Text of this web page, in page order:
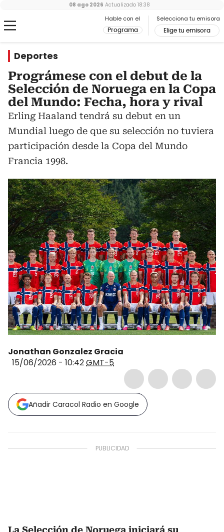
Hable con el
Programa
Selecciona tu emisora
Elige tu emisora
08 ago 2026 Actualizado 18:38
Deportes
Prográmese con el debut de la
Selección de Noruega en la Copa
del Mundo: Fecha, hora y rival
Erling Haaland tendrá su debut en un
Mundial luego de que su selección no tuviera
participación desde la Copa del Mundo
Francia 1998.
Jonathan Gonzalez Gracia
15/06/2026 - 10:42GMT-5
Añadir Caracol Radio en Google
La Selección de Noruega iniciará su